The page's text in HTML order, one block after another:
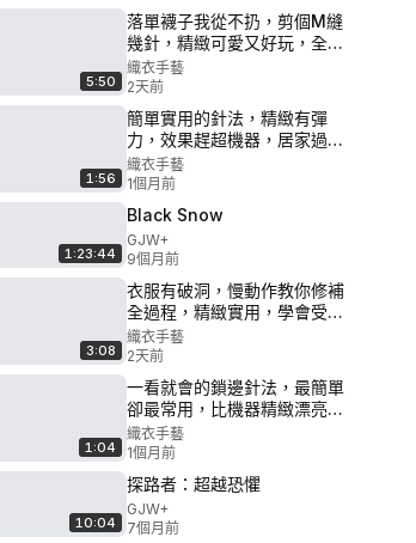
5:50
落單襪子我從不扔，剪個M縫
幾針，精緻可愛又好玩，全家
人搶著要
織衣手藝
2天前
1:56
簡單實用的針法，精緻有彈
力，效果趕超機器，居家過日
子最常用
織衣手藝
1個月前
1:23:44
Black Snow
GJW+
9個月前
3:08
衣服有破洞，慢動作教你修補
全過程，精緻實用，學會受益
全家人
織衣手藝
2天前
1:04
一看就會的鎖邊針法，最簡單
卻最常用，比機器精緻漂亮，
速學收藏
織衣手藝
1個月前
10:04
探路者：超越恐懼
GJW+
7個月前